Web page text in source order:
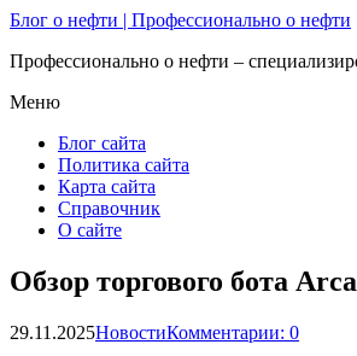
Блог о нефти | Профессионально о нефти
Профессионально о нефти –
Меню
Блог сайта
Политика сайта
Карта сайта
Справочник
О сайте
Обзор торгового бота
29.11.2025НовостиКомментарии: 0